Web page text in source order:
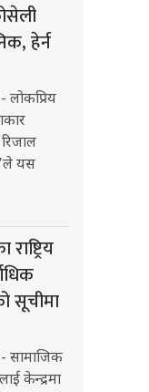
हेर्न
लोकप्रिय
यस
सूचीमा
सामाजिक
केन्द्रमा